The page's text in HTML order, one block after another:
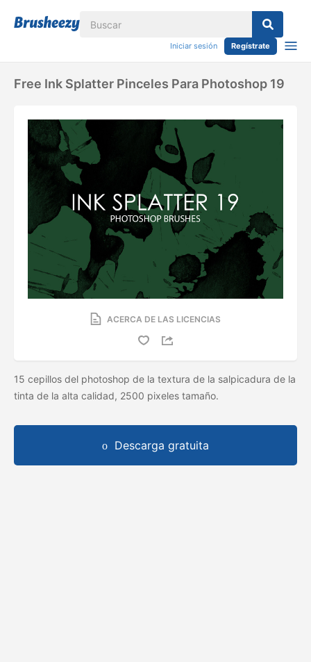
Iniciar sesión Regístrate
Free Ink Splatter Pinceles Para Photoshop 19
ACERCA DE LAS LICENCIAS
15 cepillos del photoshop de la textura de la salpicadura de la
tinta de la alta calidad, 2500 pixeles tamaño.
Descarga gratuita